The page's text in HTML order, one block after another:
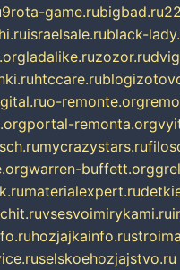
9rota-game.rubigbad.ru
israelsale.rublack-
ladalike.ruzozor.ru
htccare.ru
o-remonte.org
portal-remonta.org
mycrazystars.ru
warren-buffett.org
materialexpert.ru
vsesvoimirykami.ru
hozjajkainfo.ru
selskoehozjajstvo.ru